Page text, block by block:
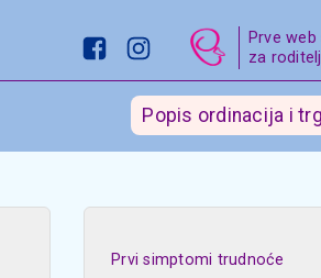
Prve
za
Popis ordinacija i
Prvi simptomi trudnoće